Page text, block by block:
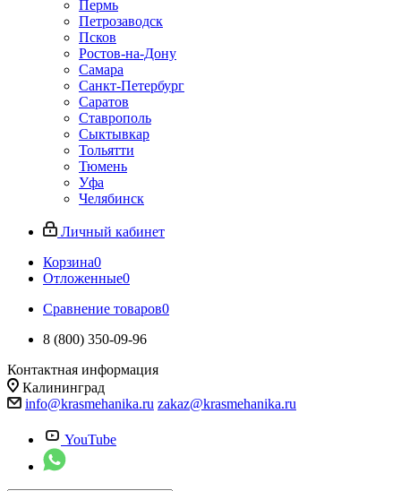
Пермь
Петрозаводск
Псков
Ростов-на-Дону
Самара
Санкт-Петербург
Саратов
Ставрополь
Сыктывкар
Тольятти
Тюмень
Уфа
Челябинск
Личный кабинет
Корзина0
Отложенные0
Сравнение товаров0
8 (800) 350-09-96
Контактная информация
Калининград
info@krasmehanika.ru zakaz@krasmehanika.ru
YouTube